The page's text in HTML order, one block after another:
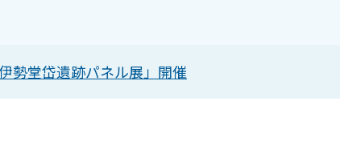
勢堂岱遺跡パネル展」開催